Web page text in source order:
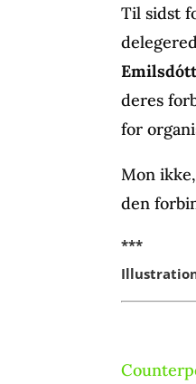
Til sidst
deres
for
Mon
den
***